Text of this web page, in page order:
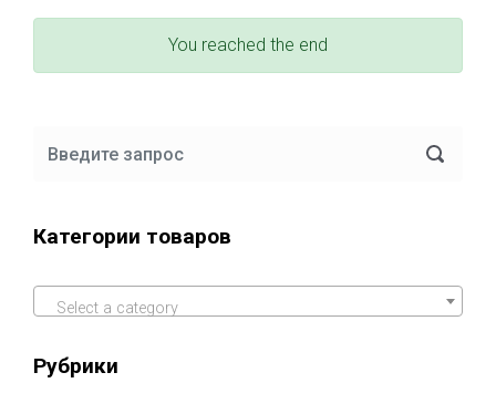
You reached the end
Категории товаров
Select a category
Рубрики